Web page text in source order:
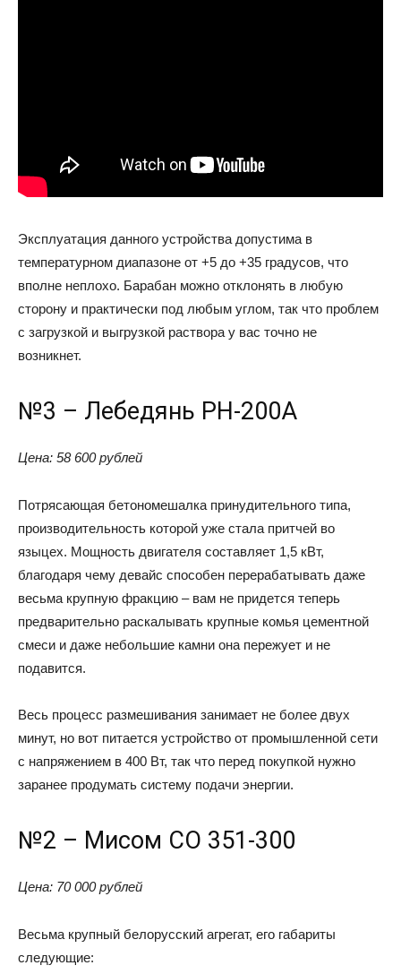
Эксплуатация данного устройства допустима в
температурном диапазоне от +5 до +35 градусов, что
вполне неплохо. Барабан можно отклонять в любую
сторону и практически под любым углом, так что проблем
с загрузкой и выгрузкой раствора у вас точно не
возникнет.
№3 – Лебедянь РН-200А
Цена: 58 600 рублей
Потрясающая бетономешалка принудительного типа,
производительность которой уже стала притчей во
языцех. Мощность двигателя составляет 1,5 кВт,
благодаря чему девайс способен перерабатывать даже
весьма крупную фракцию – вам не придется теперь
предварительно раскалывать крупные комья цементной
смеси и даже небольшие камни она пережует и не
подавится.
Весь процесс размешивания занимает не более двух
минут, но вот питается устройство от промышленной сети
с напряжением в 400 Вт, так что перед покупкой нужно
заранее продумать систему подачи энергии.
№2 – Мисом СО 351-300
Цена: 70 000 рублей
Весьма крупный белорусский агрегат, его габариты
следующие: